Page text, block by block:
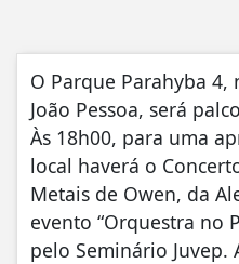
O Parque Parahyba 4,
João Pessoa, será
Às 18h00, para uma
local haverá o
Metais de Owen, da
evento “Orquestra no
pelo Seminário Juvep.